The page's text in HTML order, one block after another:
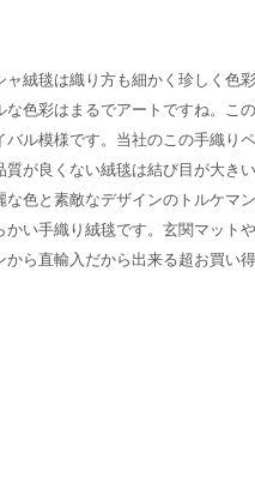
絨毯は織り方も細かく珍しく色
色彩はまるでアートですね。こ
ル模様です。当社のこの手織り
が良くない絨毯は結び目が大き
色と素敵なデザインのトルケマ
い手織り絨毯です。玄関マット
ら直輸入だから出来る超お買い